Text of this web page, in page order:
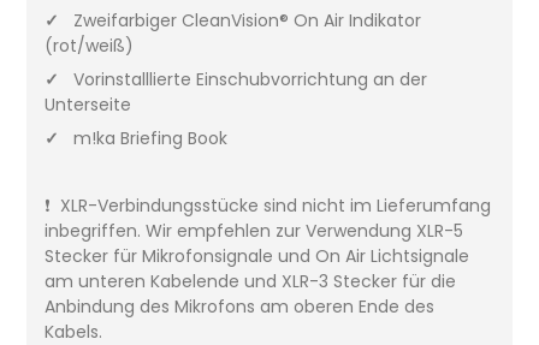
✓
Zweifarbiger CleanVision® On Air Indikator
(rot/weiß)
✓
Vorinstalllierte Einschubvorrichtung an der
Unterseite
✓
m!ka Briefing Book
❗ XLR-Verbindungsstücke sind nicht im Lieferumfang
inbegriffen. Wir empfehlen zur Verwendung XLR-5
Stecker für Mikrofonsignale und On Air Lichtsignale
am unteren Kabelende und XLR-3 Stecker für die
Anbindung des Mikrofons am oberen Ende des
Kabels.